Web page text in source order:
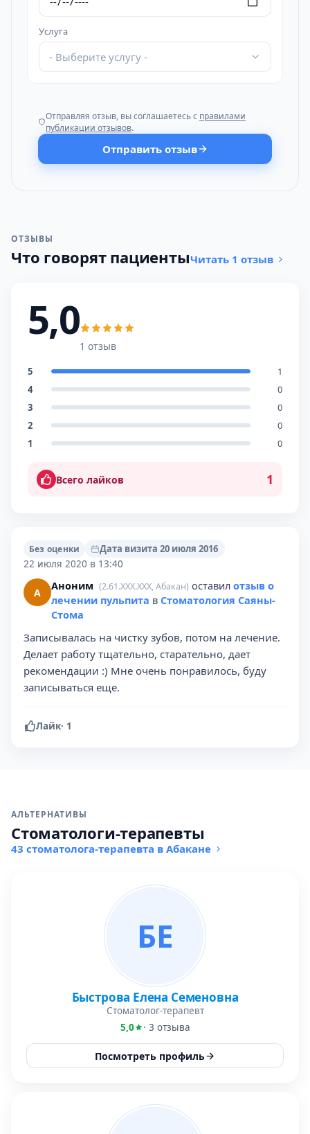
Услуга
- Выберите услугу -
Отправляя отзыв, вы соглашаетесь с правилами
публикации отзывов.
Отправить отзыв
ОТЗЫВЫ
Что говорят пациентыЧитать 1 отзыв
5,0
1 отзыв
5
1
4
0
3
0
2
0
1
0
Всего лайков 1
Без оценки
Дата визита 20 июля 2016
22 июля 2020 в 13:40
А Аноним (2.61.XXX.XXX, Абакан) оставил отзыв о
лечении пульпита в Стоматология Саяны-
Стома
Записывалась на чистку зубов, потом на лечение.
Делает работу тщательно, старательно, дает
рекомендации :) Мне очень понравилось, буду
записываться еще.
Лайк· 1
АЛЬТЕРНАТИВЫ
Стоматологи-терапевты
43 стоматолога-терапевта в Абакане
БЕ
Быстрова Елена Семеновна
Стоматолог-терапевт
5,0
· 3 отзыва
Посмотреть профиль